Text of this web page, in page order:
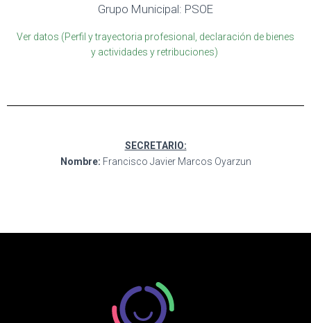
Grupo Municipal: PSOE
Ver datos (Perfil y trayectoria profesional, declaración de bienes
y actividades y retribuciones)
SECRETARIO:
Nombre: Francisco Javier Marcos Oyarzun